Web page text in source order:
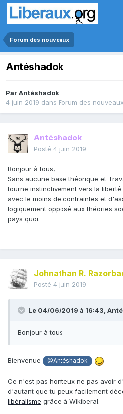
Forum des nouveaux
Antéshadok
ParAntéshadok
4 juin 2019 dans Forum des nouveaux
Antéshadok
Posté 4 juin 2019
Bonjour à tous,
Sans aucune base théorique et
tourne instinctivement vers la
avec le moins de contraintes et
logiquement opposé aux théories
pays quoi.
Johnathan R.
Posté 4 juin 2019
Le 04/06/2019 à 16:43,
Bonjour à tous
Bienvenue @Antéshadok
Ce n'est pas honteux ne pas avoir
d'autant que tu peux facilement
libéralisme grâce à Wikiberal.